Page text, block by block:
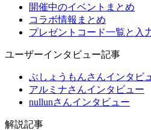
開催中のイベントまとめ
コラボ情報まとめ
プレゼントコード一覧と入
ユーザーインタビュー記事
ぶしょうもんさんインタビ
アルミナさんインタビュー
nullunさんインタビュー
解説記事